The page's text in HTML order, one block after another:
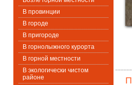
В провинции
В городе
В пригороде
В горнолыжного курорта
В горной местности
В экологически чистом
районе